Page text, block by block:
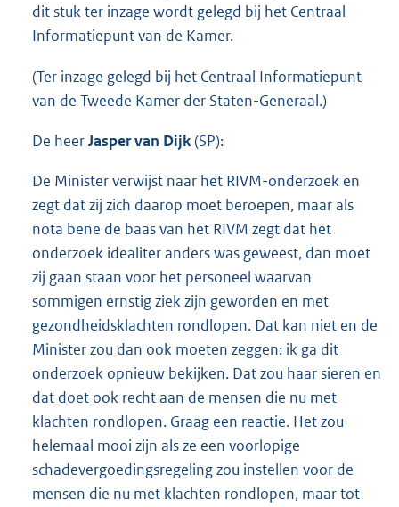
dit stuk ter inzage wordt gelegd bij het Centraal
Informatiepunt van de Kamer.
(Ter inzage gelegd bij het Centraal Informatiepunt
van de Tweede Kamer der Staten-Generaal.)
De heerJasper van Dijk(SP):
De Minister verwijst naar het RIVM-onderzoek en
zegt dat zij zich daarop moet beroepen, maar als
nota bene de baas van het RIVM zegt dat het
onderzoek idealiter anders was geweest, dan moet
zij gaan staan voor het personeel waarvan
sommigen ernstig ziek zijn geworden en met
gezondheidsklachten rondlopen. Dat kan niet en de
Minister zou dan ook moeten zeggen: ik ga dit
onderzoek opnieuw bekijken. Dat zou haar sieren en
dat doet ook recht aan de mensen die nu met
klachten rondlopen. Graag een reactie. Het zou
helemaal mooi zijn als ze een voorlopige
schadevergoedingsregeling zou instellen voor de
mensen die nu met klachten rondlopen, maar tot